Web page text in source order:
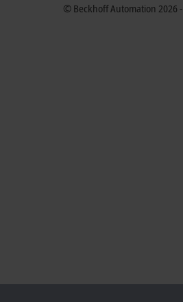
© Beckhoff Automation 2026 -